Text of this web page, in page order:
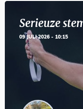
Serieuze
09 JULI 2026 - 10:15